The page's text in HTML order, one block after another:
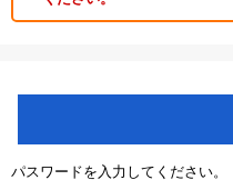
パスワードを入力してください。